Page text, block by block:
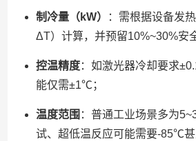
制冷量（kW）
：需根据设备发
ΔT）计算，并预留10%~30%安
控温精度：如激光器冷却要求
能仅需±1℃；
温度范围 ：普通工业场景多为
试、超低温反应可能需要-85℃甚